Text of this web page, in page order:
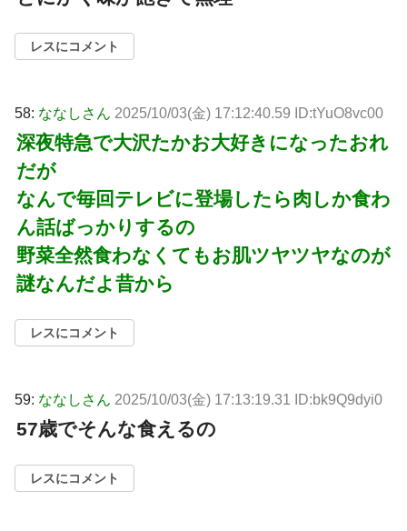
レスにコメント
58: ななしさん 2025/10/03(金) 17:12:40.59 ID:tYuO8vc00
深夜特急で大沢たかお大好きになったおれ
だが
なんで毎回テレビに登場したら肉しか食わ
ん話ばっかりするの
野菜全然食わなくてもお肌ツヤツヤなのが
謎なんだよ昔から
レスにコメント
59: ななしさん 2025/10/03(金) 17:13:19.31 ID:bk9Q9dyi0
57歳でそんな食えるの
レスにコメント